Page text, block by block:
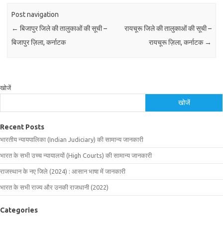
Post navigation
← बिजापुर जिले की तालुकाओं की सूची –
बिजापुर ज़िला, कर्नाटक
रायचूरू जिले की तालुकाओं की सूची –
रायचूरू ज़िला, कर्नाटक →
खोजें
खोजें
Recent Posts
भारतीय न्यायपालिका (Indian Judiciary) की सामान्य जानकारी
भारत के सभी उच्च न्यायालयों (High Courts) की सामान्य जानकारी
राजस्थान के नए जिले (2024) : आसान भाषा में जानकारी
भारत के सभी राज्य और उनकी राजधानी (2022)
Categories